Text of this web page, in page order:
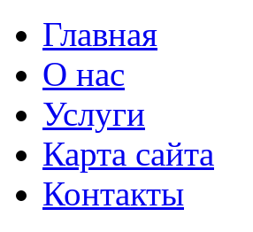
Главная
О нас
Услуги
Карта сайта
Контакты